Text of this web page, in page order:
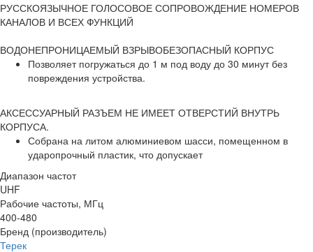
РУССКОЯЗЫЧНОЕ ГОЛОСОВОЕ СОПРОВОЖДЕНИЕ НОМЕРОВ
КАНАЛОВ И ВСЕХ ФУНКЦИЙ
ВОДОНЕПРОНИЦАЕМЫЙ ВЗРЫВОБЕЗОПАСНЫЙ КОРПУС
Позволяет погружаться до 1 м под воду до 30 минут без
повреждения устройства.
АКСЕССУАРНЫЙ РАЗЪЕМ НЕ ИМЕЕТ ОТВЕРСТИЙ ВНУТРЬ
КОРПУСА.
Собрана на литом алюминиевом шасси, помещенном в
ударопрочный пластик, что допускает
Диапазон частот
UHF
Рабочие частоты, МГц
400-480
Бренд (производитель)
Терек